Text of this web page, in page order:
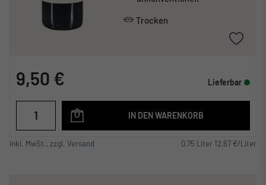
Trocken
9,50 € Lieferbar
IN DEN WARENKORB
inkl. MwSt., zzgl. Versand 0,75 Liter 12,67 €/Liter